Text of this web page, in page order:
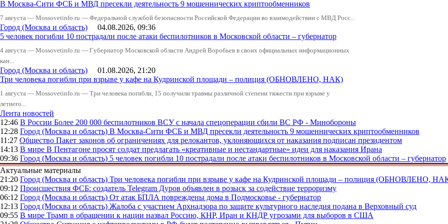
В Москва-Сити ФСБ и МВД пресекли деятельность 9 мошеннических криптообменников
7 августа — Mossovetinfo.ru — Федеральной службой безопасности Российской Федерации во взаимодействии с МВД Росс...
Город (Москва и область) 04.08.2026, 09:36
5 человек погибли 10 пострадали после атаки беспилотников в Московской области – губернатор
4 августа — Mossovetinfo.ru — Губернатор Московской области Андрей Воробьев в своих официальных информационных
кан...
Город (Москва и область) 01.08.2026, 21:20
Три человека погибли при взрыве у кафе на Кудринской площади – полиция (ОБНОВЛЕНО, НАК)
1 августа — Mossovetinfo.ru — Три человека погибли, 15 получили травмы различной степени тяжести при взрыве у
летнего...
Лента новостей
12:46 В России Более 200 000 беспилотников ВСУ с начала спецоперации сбили ВС РФ - Минобороны
12:28 Город (Москва и область) В Москва-Сити ФСБ и МВД пресекли деятельность 9 мошеннических криптообменников
11:27 Общество Пакет законов об ограничениях для релокантов, уклоняющихся от наказания подписан президентом
14:13 В мире В Пентагоне просят солдат предлагать «креативные и нестандартные» идеи для наказания Ирана
09:36 Город (Москва и область) 5 человек погибли 10 пострадали после атаки беспилотников в Московской области – губернатор
Актуальные материалы
21:20 Город (Москва и область) Три человека погибли при взрыве у кафе на Кудринской площади – полиция (ОБНОВЛЕНО,
09:12 Происшествия ФСБ: создатель Telegram Дуров объявлен в розыск за содействие терроризму
06:12 Город (Москва и область) От атак БПЛА повреждены дома в Подмосковье - губернатор
12:13 Город (Москва и область) Жалоба с участием Архнадзора по защите культурного наследия подана в Верховный суд
09:55 В мире Трамп в обращении к нации назвал Россию, КНР, Иран и КНДР угрозами для выборов в США